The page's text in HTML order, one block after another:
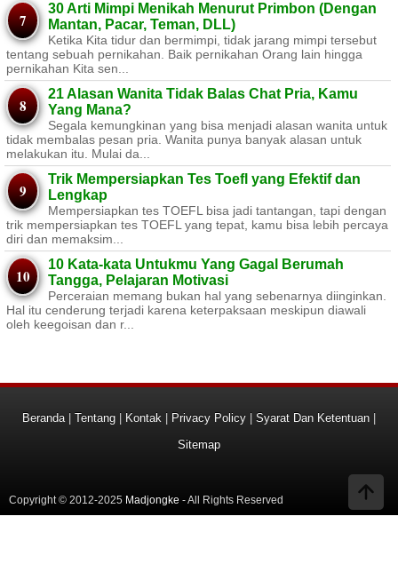
30 Arti Mimpi Menikah Menurut Primbon (Dengan
Mantan, Pacar, Teman, DLL)
Ketika Kita tidur dan bermimpi, tidak jarang mimpi tersebut
tentang sebuah pernikahan. Baik pernikahan Orang lain hingga
pernikahan Kita sen...
21 Alasan Wanita Tidak Balas Chat Pria, Kamu
Yang Mana?
Segala kemungkinan yang bisa menjadi alasan wanita untuk
tidak membalas pesan pria. Wanita punya banyak alasan untuk
melakukan itu. Mulai da...
Trik Mempersiapkan Tes Toefl yang Efektif dan
Lengkap
Mempersiapkan tes TOEFL bisa jadi tantangan, tapi dengan
trik mempersiapkan tes TOEFL yang tepat, kamu bisa lebih percaya
diri dan memaksim...
10 Kata-kata Untukmu Yang Gagal Berumah
Tangga, Pelajaran Motivasi
Perceraian memang bukan hal yang sebenarnya diinginkan.
Hal itu cenderung terjadi karena keterpaksaan meskipun diawali
oleh keegoisan dan r...
Beranda Tentang Kontak Privacy Policy Syarat Dan Ketentuan
Sitemap
Copyright © 2012-2025 Madjongke - All Rights Reserved